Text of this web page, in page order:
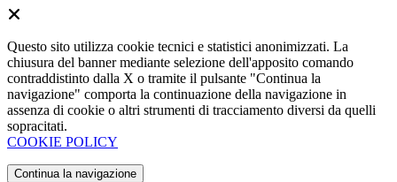
Questo sito utilizza cookie tecnici e statistici anonimizzati. La
chiusura del banner mediante selezione dell'apposito comando
contraddistinto dalla X o tramite il pulsante "Continua la
navigazione" comporta la continuazione della navigazione in
assenza di cookie o altri strumenti di tracciamento diversi da quelli
sopracitati.
COOKIE POLICY
Continua la navigazione